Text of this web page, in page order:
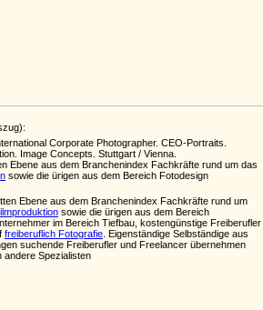
Corporate Photographer. CEO-Portraits.
Image Concepts. Stuttgart / Vienna.
Ebene aus dem Branchenindex Fachkräfte rund um das
sowie die ürigen aus dem Bereich Fotodesign
Ebene aus dem Branchenindex Fachkräfte rund um
sowie die ürigen aus dem Bereich
im Bereich Tiefbau, kostengünstige Freiberufler
freiberuflich Fotografie . Eigenständige Selbständige aus
suchende Freiberufler und Freelancer übernehmen
andere Spezialisten